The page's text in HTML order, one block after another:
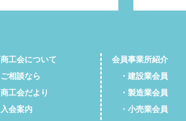
商工会について
ご相談なら
商工会だより
入会案内
会員事業所紹介
・建設業会員
・製造業会員
・小売業会員